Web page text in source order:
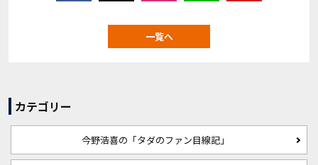
一覧へ
カテゴリー
今野浩喜の「タダのファン目線記」